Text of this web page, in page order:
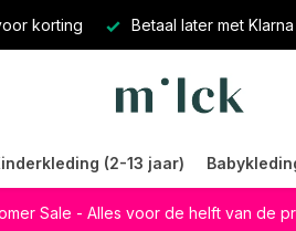
korting Betaal later met Klarna
(2-13 jaar)
Sale - Alles voor de helft van de